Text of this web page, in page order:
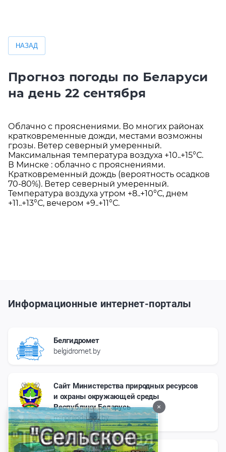
НАЗАД
Прогноз погоды по Беларуси
на день 22 сентября
Облачно с прояснениями. Во многих районах
кратковременные дожди, местами возможны
грозы. Ветер северный умеренный.
Максимальная температура воздуха +10..+15°С.
В Минске : облачно с прояснениями.
Кратковременный дождь (вероятность осадков
70-80%). Ветер северный умеренный.
Температура воздуха утром +8..+10°С, днем
+11..+13°С, вечером +9..+11°С.
Информационные интернет-порталы
Белгидромет
belgidromet.by
Сайт Министерства природных ресурсов
и охраны окружающей среды
Республики Беларусь
minpriroda.gov.by
×